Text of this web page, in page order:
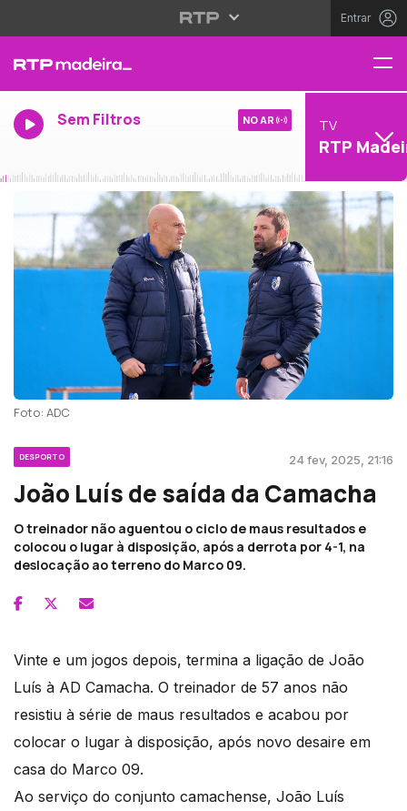
Entrar
Sem Filtros NO AR TV
RTP
Foto: ADC
DESPORTO 24 fev, 2025, 21:16
João Luís de saída da Camacha
O treinador não aguentou o ciclo de maus resultados e
colocou o lugar à disposição, após a derrota por 4-1, na
deslocação ao terreno do Marco 09.
Vinte e um jogos depois, termina a ligação de João
Luís à AD Camacha. O treinador de 57 anos não
resistiu à série de maus resultados e acabou por
colocar o lugar à disposição, após novo desaire em
casa do Marco 09.
Ao serviço do conjunto camachense, João Luís